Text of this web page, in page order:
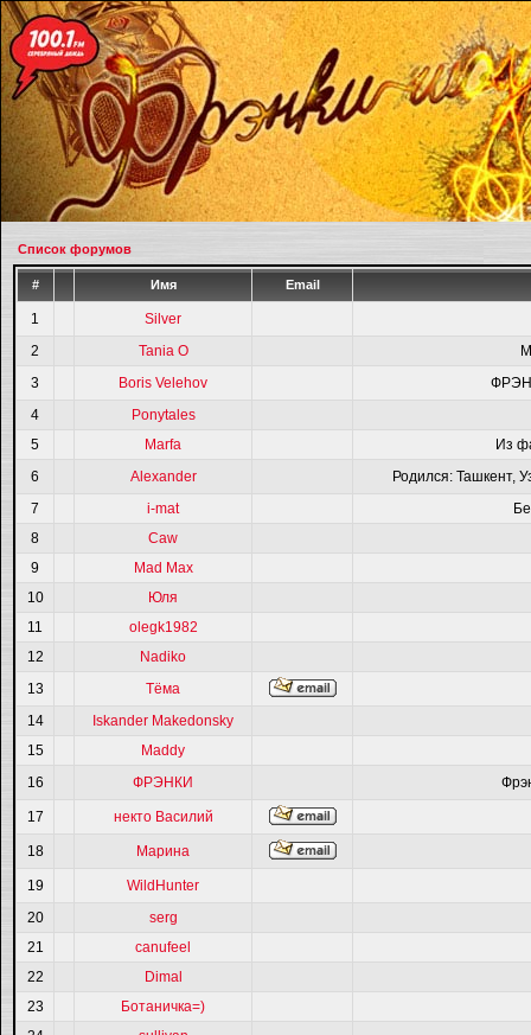
Список форумов
# Имя Email
1
Silver
2
Tania O
3
Boris Velehov
4
Ponytales
5
Marfa
Из
6
Alexander
Родился: Ташкент,
7
i-mat
8
Caw
9
Mad Max
10
Юля
11
olegk1982
12
Nadiko
13
Тёма
14
Iskander Makedonsky
15
Maddy
16
ФРЭНКИ
17 некто Василий
18 Марина
19
WildHunter
20
serg
21
canufeel
22
Dimal
23
Ботаничка=)